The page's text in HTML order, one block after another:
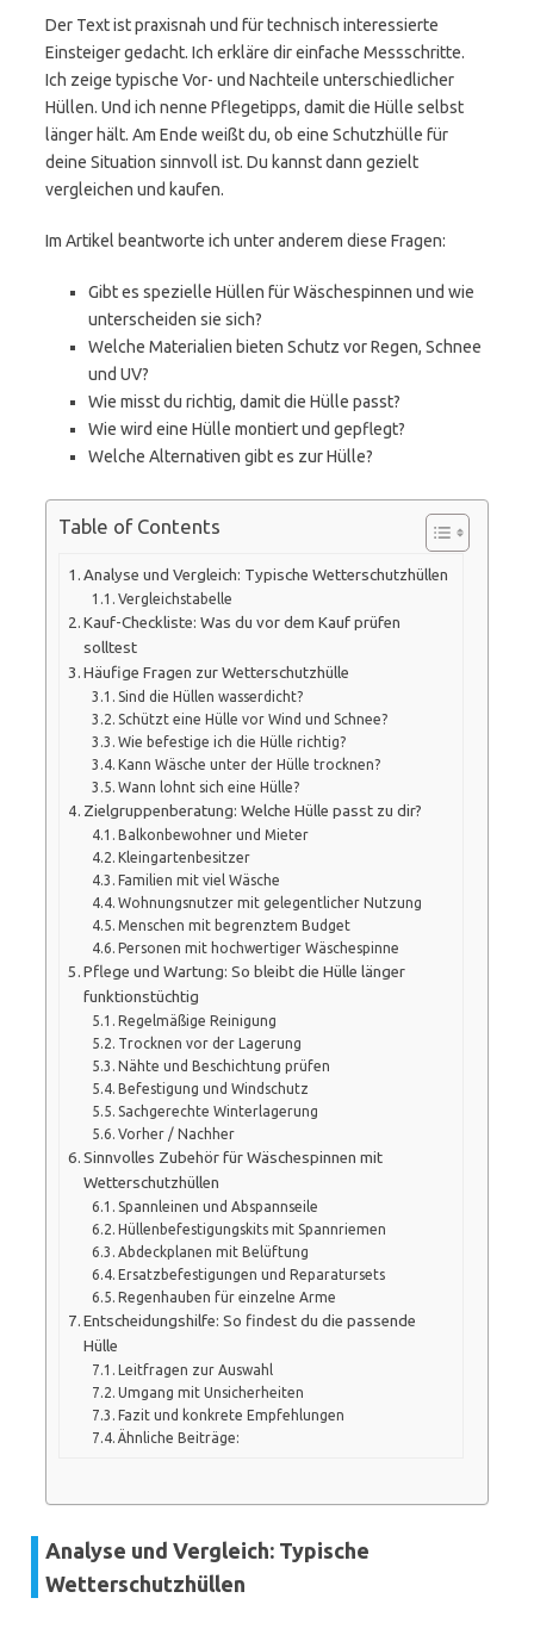
Der Text ist praxisnah und für technisch interessierte
Einsteiger gedacht. Ich erkläre dir einfache Messschritte.
Ich zeige typische Vor- und Nachteile unterschiedlicher
Hüllen. Und ich nenne Pflegetipps, damit die Hülle selbst
länger hält. Am Ende weißt du, ob eine Schutzhülle für
deine Situation sinnvoll ist. Du kannst dann gezielt
vergleichen und kaufen.
Im Artikel beantworte ich unter anderem diese Fragen:
Gibt es spezielle Hüllen für Wäschespinnen und wie
unterscheiden sie sich?
Welche Materialien bieten Schutz vor Regen, Schnee
und UV?
Wie misst du richtig, damit die Hülle passt?
Wie wird eine Hülle montiert und gepflegt?
Welche Alternativen gibt es zur Hülle?
Table of Contents
Analyse und Vergleich: Typische Wetterschutzhüllen
Vergleichstabelle
Kauf-Checkliste: Was du vor dem Kauf prüfen
solltest
Häufige Fragen zur Wetterschutzhülle
Sind die Hüllen wasserdicht?
Schützt eine Hülle vor Wind und Schnee?
Wie befestige ich die Hülle richtig?
Kann Wäsche unter der Hülle trocknen?
Wann lohnt sich eine Hülle?
Zielgruppenberatung: Welche Hülle passt zu dir?
Balkonbewohner und Mieter
Kleingartenbesitzer
Familien mit viel Wäsche
Wohnungsnutzer mit gelegentlicher Nutzung
Menschen mit begrenztem Budget
Personen mit hochwertiger Wäschespinne
Pflege und Wartung: So bleibt die Hülle länger
funktionstüchtig
Regelmäßige Reinigung
Trocknen vor der Lagerung
Nähte und Beschichtung prüfen
Befestigung und Windschutz
Sachgerechte Winterlagerung
Vorher / Nachher
Sinnvolles Zubehör für Wäschespinnen mit
Wetterschutzhüllen
Spannleinen und Abspannseile
Hüllenbefestigungskits mit Spannriemen
Abdeckplanen mit Belüftung
Ersatzbefestigungen und Reparatursets
Regenhauben für einzelne Arme
Entscheidungshilfe: So findest du die passende
Hülle
Leitfragen zur Auswahl
Umgang mit Unsicherheiten
Fazit und konkrete Empfehlungen
Ähnliche Beiträge:
Analyse und Vergleich: Typische
Wetterschutzhüllen